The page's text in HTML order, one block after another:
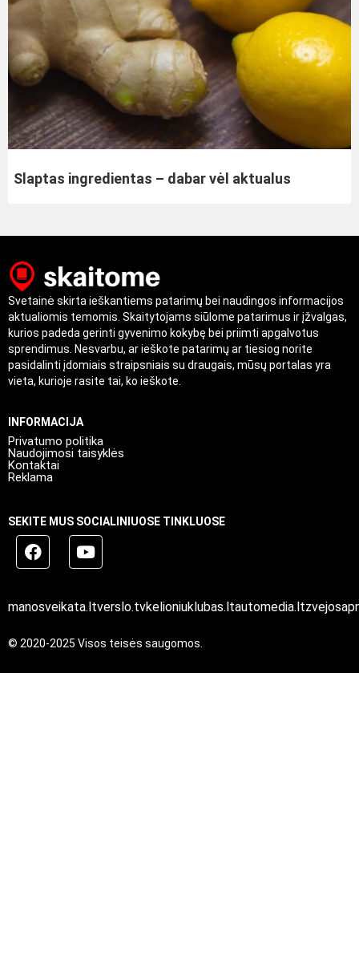
Slaptas ingredientas – dabar vėl aktualus
Svetainė skirta ieškantiems patarimų bei naudingos informacijos
aktualiomis temomis. Skaitytojams siūlome patarimus ir įžvalgas,
kurios padeda gerinti gyvenimo kokybę bei priimti apgalvotus
sprendimus. Nesvarbu, ar ieškote patarimų ar tiesiog norite
pasidalinti įdomiais straipsniais su draugais, mūsų portalas yra
vieta, kurioje rasite tai, ko ieškote.
INFORMACIJA
Privatumo politika
Naudojimosi taisyklės
Kontaktai
Reklama
SEKITE MUS SOCIALINIUOSE TINKLUOSE
manosveikata.ltverslo.tvkelioniuklubas.ltautomedia.lt
© 2020-2025 Visos teisės saugomos.